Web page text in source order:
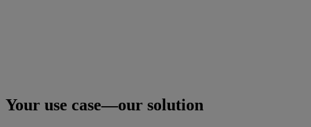
Your use case—our solution